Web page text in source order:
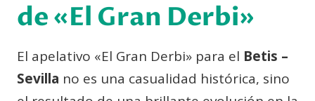
de «El Gran Derbi»
El apelativo «El Gran Derbi» para el Betis –
Sevilla no es una casualidad histórica, sino